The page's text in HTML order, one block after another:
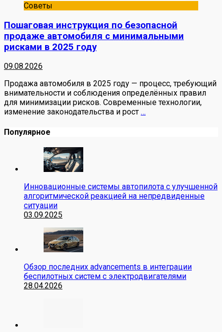
Советы
Пошаговая инструкция по безопасной
продаже автомобиля с минимальными
рисками в 2025 году
09.08.2026
Продажа автомобиля в 2025 году — процесс, требующий
внимательности и соблюдения определённых правил
для минимизации рисков. Современные технологии,
изменение законодательства и рост …
Популярное
Инновационные системы автопилота с улучшенной
алгоритмической реакцией на непредвиденные
ситуации
03.09.2025
Обзор последних advancements в интеграции
беспилотных систем с электродвигателями
28.04.2026